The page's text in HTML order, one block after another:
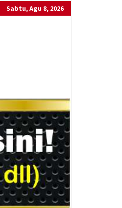
Sabtu, Agu 8, 2026